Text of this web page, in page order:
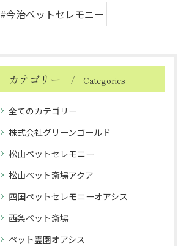
#今治ペットセレモニー
カテゴリー Categories
全てのカテゴリー
株式会社グリーンゴールド
松山ペットセレモニー
松山ペット斎場アクア
四国ペットセレモニーオアシス
西条ペット斎場
ペット霊園オアシス